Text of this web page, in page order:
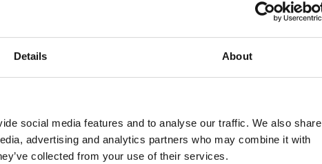
Details About
social media features and to analyse our traffic. We also share
advertising and analytics partners who may combine it with
collected from your use of their services.